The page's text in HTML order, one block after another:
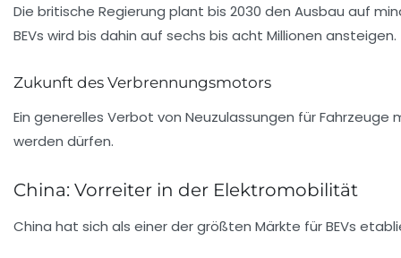
Die britische Regierung plant bis 2030 den Ausbau auf
BEVs wird bis dahin auf sechs bis acht Millionen ansteigen.
Zukunft des Verbrennungsmotors
Ein generelles Verbot von Neuzulassungen für
werden dürfen.
China: Vorreiter in der Elektromobilität
China hat sich als einer der größten Märkte für BEVs